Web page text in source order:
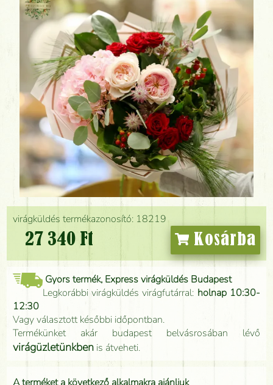
virágküldés termékazonosító: 18219
27 340 Ft Kosárba
Gyors termék, Express virágküldés Budapest
Legkorábbi virágküldés virágfutárral: holnap 10:30-
12:30
Vagy választott későbbi időpontban.
Termékünket akár budapest belvásrosában lévő
virágüzletünkben is átveheti.